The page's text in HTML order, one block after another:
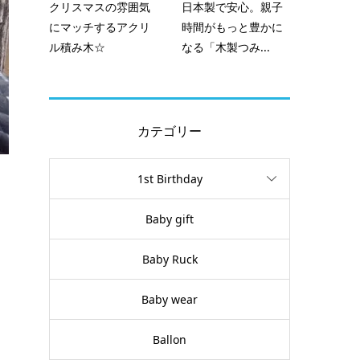
クリスマスの雰囲気
にマッチするアクリ
ル積み木☆
日本製で安心。親子
時間がもっと豊かに
なる「木製つみ...
カテゴリー
1st Birthday
Baby gift
Baby Ruck
Baby wear
Ballon